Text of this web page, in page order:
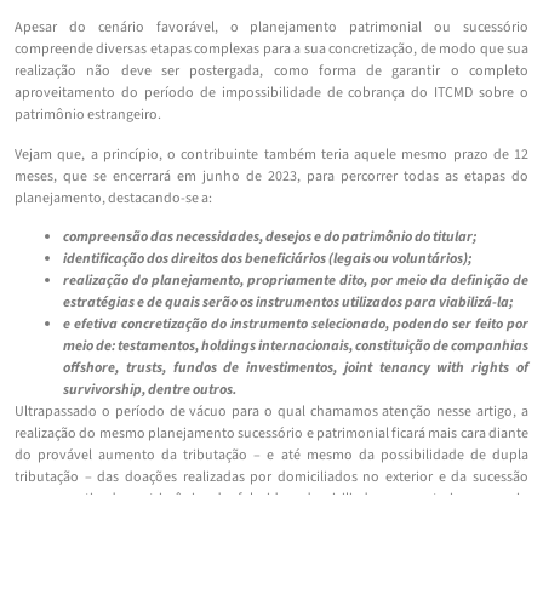
Apesar do cenário favorável, o planejamento patrimonial ou sucessório
compreende diversas etapas complexas para a sua concretização, de modo que sua
realização não deve ser postergada, como forma de garantir o completo
aproveitamento do período de impossibilidade de cobrança do ITCMD sobre o
patrimônio estrangeiro.
Vejam que, a princípio, o contribuinte também teria aquele mesmo prazo de 12
meses, que se encerrará em junho de 2023, para percorrer todas as etapas do
planejamento, destacando-se a:
compreensão das necessidades, desejos e do patrimônio do titular;
identificação dos direitos dos beneficiários (legais ou voluntários);
realização do planejamento, propriamente dito, por meio da definição de
estratégias e de quais serão os instrumentos utilizados para viabilizá-la;
e efetiva concretização do instrumento selecionado, podendo ser feito por
meio de: testamentos, holdings internacionais, constituição de companhias
offshore, trusts, fundos de investimentos, joint tenancy with rights of
survivorship, dentre outros.
Ultrapassado o período de vácuo para o qual chamamos atenção nesse artigo, a
realização do mesmo planejamento sucessório e patrimonial ficará mais cara diante
do provável aumento da tributação – e até mesmo da possibilidade de dupla
tributação – das doações realizadas por domiciliados no exterior e da sucessão
causa mortis de patrimônio de falecidos domiciliados no exterior ou cujo